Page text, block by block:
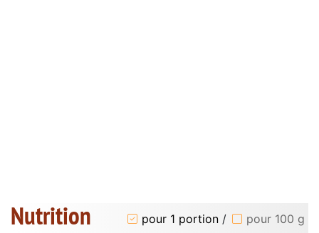
Nutrition pour 1 portion / pour 100 g